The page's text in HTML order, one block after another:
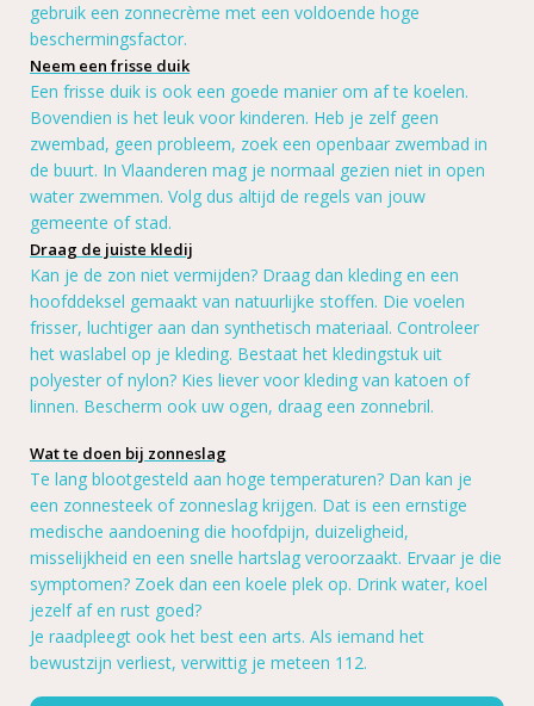
gebruik een zonnecrème met een voldoende hoge
beschermingsfactor.
Neem een frisse duik
Een frisse duik is ook een goede manier om af te koelen.
Bovendien is het leuk voor kinderen. Heb je zelf geen
zwembad, geen probleem, zoek een openbaar zwembad in
de buurt. In Vlaanderen mag je normaal gezien niet in open
water zwemmen. Volg dus altijd de regels van jouw
gemeente of stad.
Draag de juiste kledij
Kan je de zon niet vermijden? Draag dan kleding en een
hoofddeksel gemaakt van natuurlijke stoffen. Die voelen
frisser, luchtiger aan dan synthetisch materiaal. Controleer
het waslabel op je kleding. Bestaat het kledingstuk uit
polyester of nylon? Kies liever voor kleding van katoen of
linnen. Bescherm ook uw ogen, draag een zonnebril.
Wat te doen bij zonneslag
Te lang blootgesteld aan hoge temperaturen? Dan kan je
een zonnesteek of zonneslag krijgen. Dat is een ernstige
medische aandoening die hoofdpijn, duizeligheid,
misselijkheid en een snelle hartslag veroorzaakt. Ervaar je die
symptomen? Zoek dan een koele plek op. Drink water, koel
jezelf af en rust goed?
Je raadpleegt ook het best een arts. Als iemand het
bewustzijn verliest, verwittig je meteen 112.